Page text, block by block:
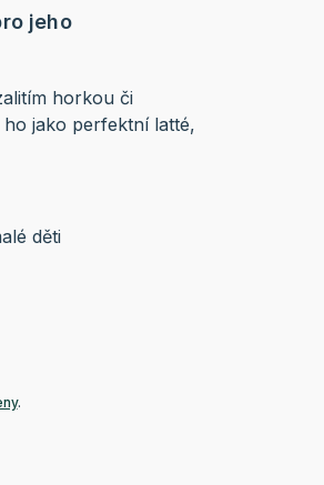
jeho
horkou či
jako perfektní latté,
děti
.